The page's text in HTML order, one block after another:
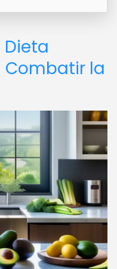
la